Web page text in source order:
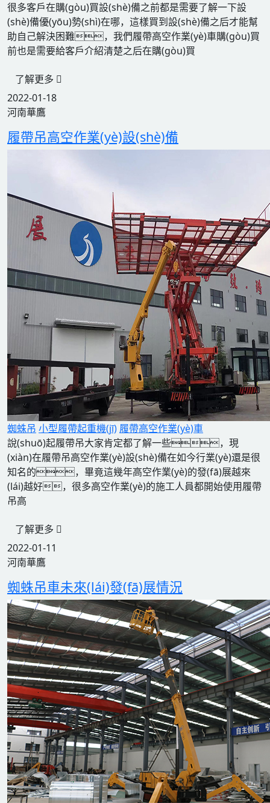
很多客戶在購(gòu)買設(shè)備之前都是需要了解一下設
(shè)備優(yōu)勢(shì)在哪，這樣買到設(shè)備之后才能幫
助自己解決困難，我們履帶高空作業(yè)車購(gòu)買
前也是需要給客戶介紹清楚之后在購(gòu)買
了解更多
2022-01-18
河南華鷹
履帶吊高空作業(yè)設(shè)備
蜘蛛吊 小型履帶起重機(jī) 履帶高空作業(yè)車
說(shuō)起履帶吊大家肯定都了解一些，現
(xiàn)在履帶吊高空作業(yè)設(shè)備在如今行業(yè)還是很
知名的，畢竟這幾年高空作業(yè)的發(fā)展越來
(lái)越好，很多高空作業(yè)的施工人員都開始使用履帶
吊高
了解更多
2022-01-11
河南華鷹
蜘蛛吊車未來(lái)發(fā)展情況